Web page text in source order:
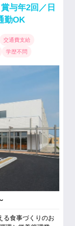
与年2回／日
勤OK
交通費支給
学歴不問
る食事づくりのお